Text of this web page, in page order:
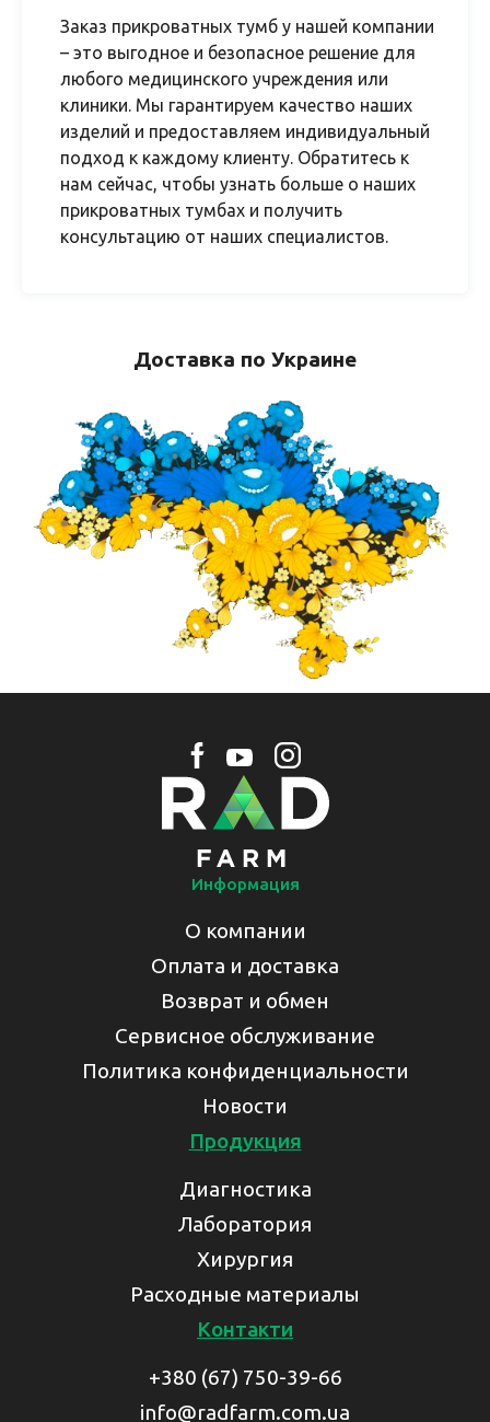
Заказ прикроватных тумб у нашей компании
– это выгодное и безопасное решение для
любого медицинского учреждения или
клиники. Мы гарантируем качество наших
изделий и предоставляем индивидуальный
подход к каждому клиенту. Обратитесь к
нам сейчас, чтобы узнать больше о наших
прикроватных тумбах и получить
консультацию от наших специалистов.
Доставка по Украине
Информация
О компании
Оплата и доставка
Возврат и обмен
Сервисное обслуживание
Политика конфиденциальности
Новости
Продукция
Диагностика
Лаборатория
Хирургия
Расходные материалы
Контакти
+380 (67) 750-39-66
info@radfarm.com.ua